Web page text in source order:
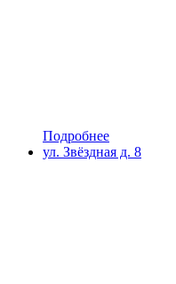
Подробнее
ул. Звёздная д. 8